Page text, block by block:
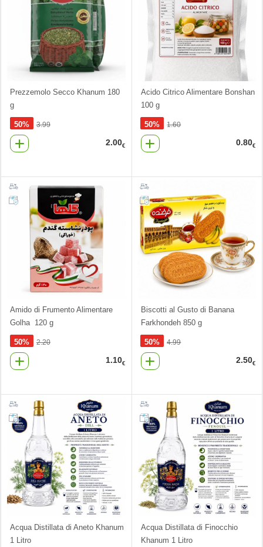
Prezzemolo Secco Khanum 180
g
50% 3.99
2.00€
Acido Citrico Alimentare Bonshan
100 g
50% 1.60
0.80€
Amido di Frumento Alimentare
Golha 120 g
50% 2.20
1.10€
Biscotti al Gusto di Banana
Farkhondeh 850 g
50% 4.99
2.50€
Acqua Distillata di Aneto Khanum
1 Litro
Acqua Distillata di Finocchio
Khanum 1 Litro